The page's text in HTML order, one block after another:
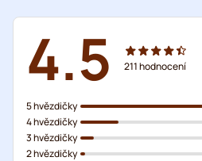
4.5 211hodnocení
5 hvězdičky
4 hvězdičky
3 hvězdičky
2 hvězdičky